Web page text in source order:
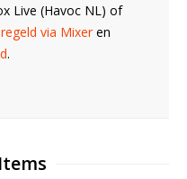
Live (Havoc NL) of
via Mixeren
.